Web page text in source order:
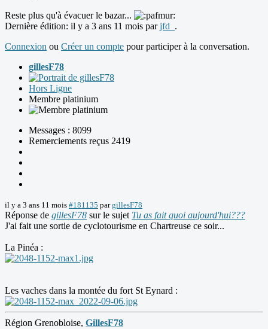
Reste plus qu'à évacuer le bazar...
Dernière édition: il y a 3 ans 11 mois parjfd_ .
Connexion ou Créer un compte pour participer à la conversation.
gillesF78
Hors Ligne
Membre platinium
Messages : 8099
Remerciements reçus 2419
il y a 3 ans 11 mois #181135 pargillesF78
Réponse de gillesF78 sur le sujet Tu as fait quoi aujourd'hui???
J'ai fait une sortie de cyclotourisme en Chartreuse ce soir...
La Pinéa :
Les vaches dans la montée du fort St Eynard :
Région Grenobloise, GillesF78